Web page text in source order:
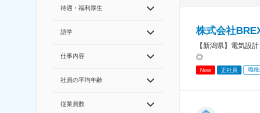
待遇・福利厚生
語学
仕事内容
社員の平均年齢
従業員数
株式会社
【新潟県】電気設
◎
New 正社員 職種